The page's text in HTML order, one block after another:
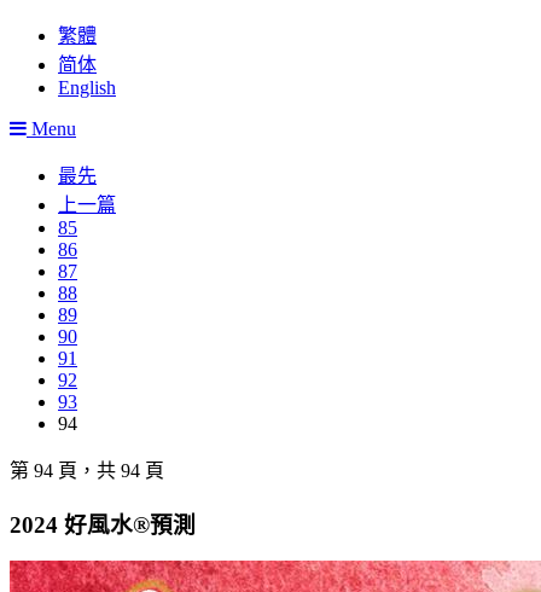
繁體
简体
English
Menu
最先
上一篇
85
86
87
88
89
90
91
92
93
94
第 94 頁，共 94 頁
2024 好風水®預測